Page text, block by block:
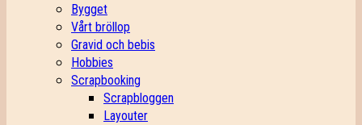
Bygget
Vårt bröllop
Gravid och bebis
Hobbies
Scrapbooking
Scrapbloggen
Layouter